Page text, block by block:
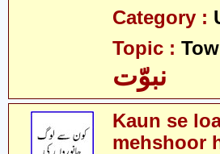
Category :
Topic :
نبوّت
Kaun se
mehshoor